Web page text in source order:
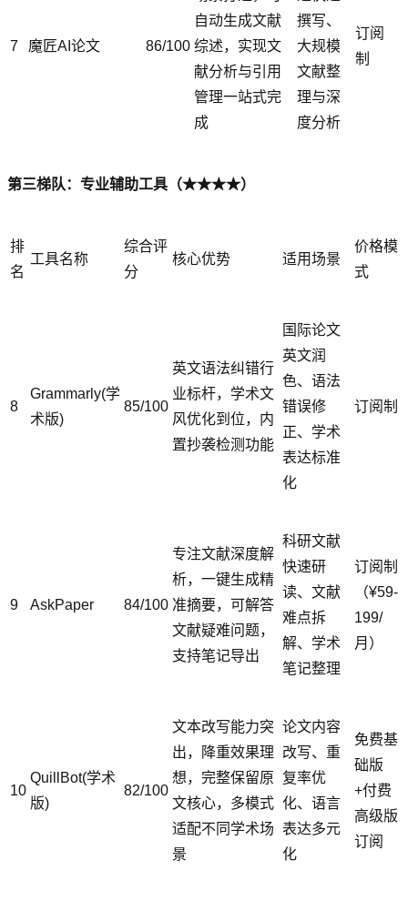
7 魔匠AI论文 86/100
自动生成文献
综述，实现文
献分析与引用
管理一站式完
成
撰写、
大规模
文献整
理与深
度分析
订阅
制
第三梯队：专业辅助工具（★★★★）
排
名
工具名称
综合评
分
核心优势 适用场景
价格模
式
8
Grammarly(学
术版)
85/100
英文语法纠错行
业标杆，学术文
风优化到位，内
置抄袭检测功能
国际论文
英文润
色、语法
错误修
正、学术
表达标准
化
订阅制
9 AskPaper 84/100
专注文献深度解
析，一键生成精
准摘要，可解答
文献疑难问题，
支持笔记导出
科研文献
快速研
读、文献
难点拆
解、学术
笔记整理
订阅制
（¥59-
199/
月）
10
QuillBot(学术
版)
82/100
文本改写能力突
出，降重效果理
想，完整保留原
文核心，多模式
适配不同学术场
景
论文内容
改写、重
复率优
化、语言
表达多元
化
免费基
础版
+付费
高级版
订阅